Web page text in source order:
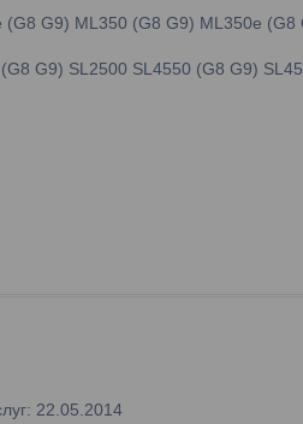
G9) ML350 (G8 G9) ML350e (G8
G9) SL2500 SL4550 (G8 G9)
22.05.2014